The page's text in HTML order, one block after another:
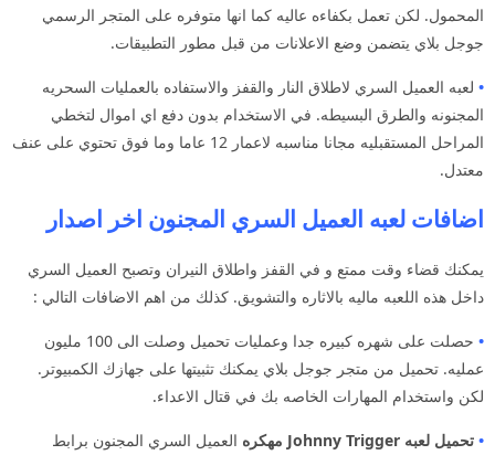
المحمول. لكن تعمل بكفاءه عاليه كما انها متوفره على المتجر الرسمي
جوجل بلاي يتضمن وضع الاعلانات من قبل مطور التطبيقات.
• لعبه العميل السري لاطلاق النار والقفز والاستفاده بالعمليات السحريه
المجنونه والطرق البسيطه. في الاستخدام بدون دفع اي اموال لتخطي
المراحل المستقبليه مجانا مناسبه لاعمار 12 عاما وما فوق تحتوي على عنف
معتدل.
اضافات لعبه العميل السري المجنون اخر اصدار
يمكنك قضاء وقت ممتع و في القفز واطلاق النيران وتصبح العميل السري
داخل هذه اللعبه ماليه بالاثاره والتشويق. كذلك من اهم الاضافات التالي :
•
حصلت على شهره كبيره جدا وعمليات تحميل وصلت الى 100 مليون
عمليه. تحميل من متجر جوجل بلاي يمكنك تثبيتها على جهازك الكمبيوتر.
لكن واستخدام المهارات الخاصه بك في قتال الاعداء.
• تحميل لعبه Johnny Trigger مهكره
العميل السري المجنون برابط